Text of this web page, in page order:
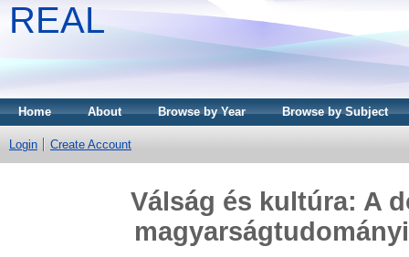
REAL
Home About Browse by Year Browse by Subject
Login Create Account
Válság és kultúra: A